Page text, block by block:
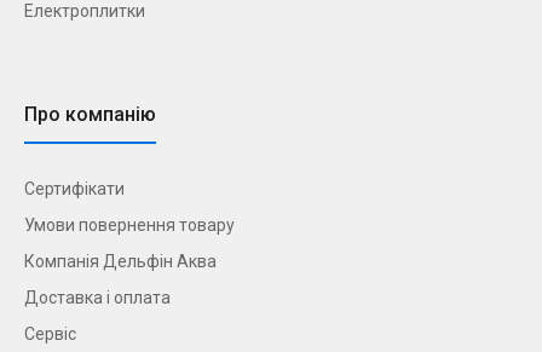
Електроплитки
Про компанію
Сертифікати
Умови повернення товару
Компанія Дельфін Аква
Доставка і оплата
Сервіс